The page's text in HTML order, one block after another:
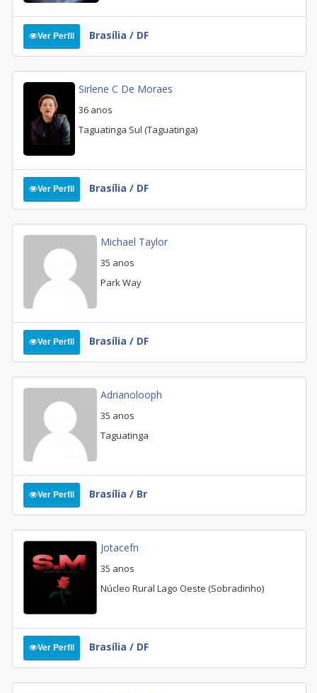
Ver Perfil Brasília / DF
Sirlene C De Moraes
36 anos
Taguatinga Sul (Taguatinga)
Ver Perfil Brasília / DF
Michael Taylor
35 anos
Park Way
Ver Perfil Brasília / DF
Adrianolooph
35 anos
Taguatinga
Ver Perfil Brasília / Br
Jotacefn
35 anos
Núcleo Rural Lago Oeste (Sobradinho)
Ver Perfil Brasília / DF